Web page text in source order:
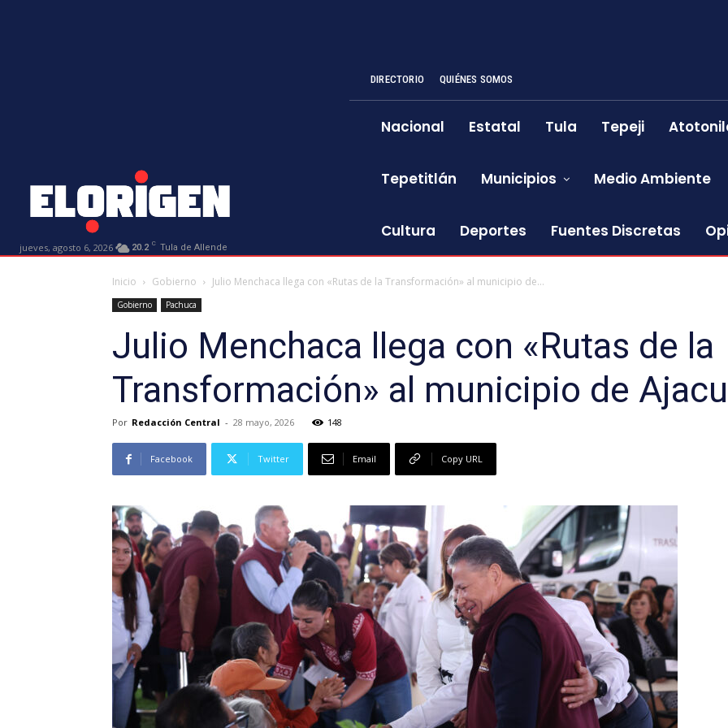
jueves, agosto 6, 2026 20.2 C Tula de Allende
DIRECTORIO QUIÉNES SOMOS
Nacional Estatal Tula Tepeji
Tepetitlán Municipios Medio Ambiente
Cultura Deportes Fuentes Discretas
Inicio Gobierno Julio Menchaca llega con «Rutas de la Transformación» al municipio de...
Gobierno Pachuca
Julio Menchaca llega con «Rutas de la
Transformación» al municipio de
Por Redacción Central - 28 mayo, 2026 148
Facebook Twitter Email Copy URL